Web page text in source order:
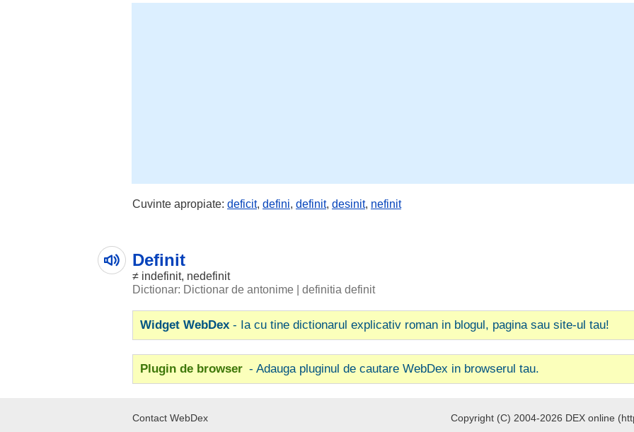
Cuvinte apropiate: deficit, defini, definit, desinit, nefinit
Definit
≠ indefinit, nedefinit
Dictionar: Dictionar de antonime
definitia definit
Widget WebDex - Ia cu tine dictionarul explicativ roman in blogul, pagina sau site-ul tau!
Plugin de browser - Adauga pluginul de cautare WebDex in browserul tau.
Contact WebDex Copyright (C) 2004-2026 DEX online